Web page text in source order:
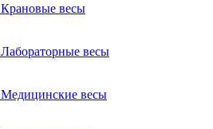
Крановые весы
Лабораторные весы
Медицинские весы